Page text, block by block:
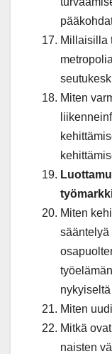
Millaisilla
Miten
Miten
sääntelyä
Miten
Mitkä
naisten